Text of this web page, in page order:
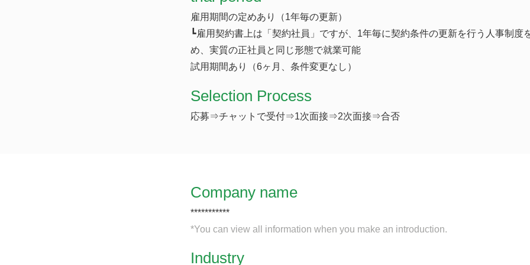
雇用期間の定めあり（1年毎の更新）
┗雇用契約書上は「契約社員」ですが、1年毎に契約条件の更新を行う人事制度
め、実質の正社員と同じ形態で就業可能
試用期間あり（6ヶ月、条件変更なし）
Selection Process
応募⇒チャットで受付⇒1次面接⇒2次面接⇒合否
Company name
***********
*You can view all information when you make an introduction.
Industry